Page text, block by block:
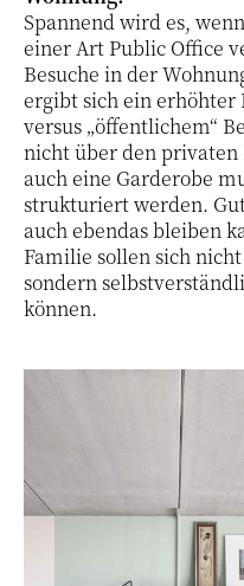
Spannend wird es,
einer Art Public Office
Besuche in der
ergibt sich ein erhöhter
versus „öffentlichem“
nicht über den
auch eine Garderobe
strukturiert werden.
auch ebendas bleiben
Familie sollen sich
sondern
können.